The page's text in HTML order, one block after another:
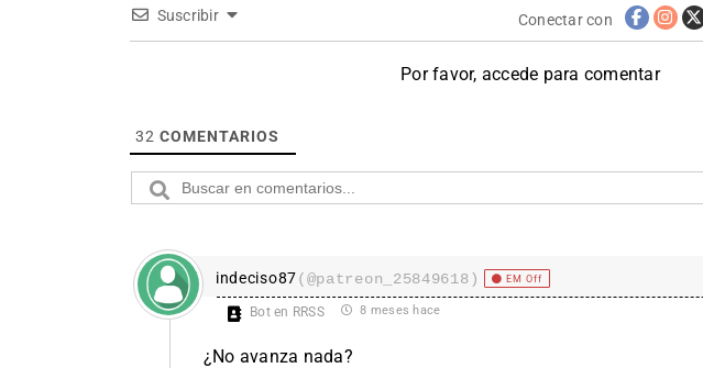
Suscribir Conectar con
Por favor, accede para comentar
32 COMENTARIOS
indeciso87(@patreon_25849618) EM Off
Bot en RRSS 8 meses hace
¿No avanza nada?